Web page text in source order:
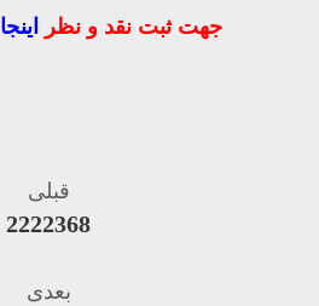
جهت ثبت نقد و نظر اینجا
قبلی
2222368
بعدی